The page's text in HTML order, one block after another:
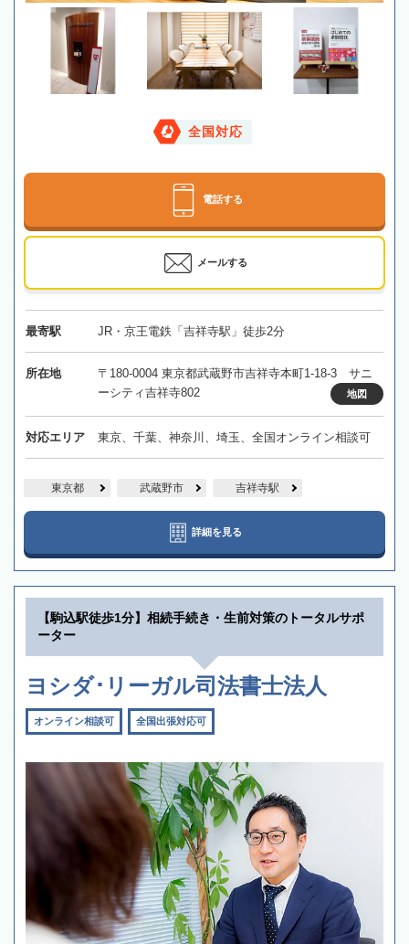
全国対応
電話する
メールする
最寄駅 JR・京王電鉄「吉祥寺駅」徒歩2分
所在地
〒180-0004 東京都武蔵野市吉祥寺本町1-18-3 サニ
ーシティ吉祥寺802
地図
対応エリア 東京、千葉、神奈川、埼玉、全国オンライン相談可
東京都 武蔵野市 吉祥寺駅
詳細を見る
【駒込駅徒歩1分】相続手続き・生前対策のトータルサポ
ーター
ヨシダ･リーガル司法書士法人
オンライン相談可 全国出張対応可